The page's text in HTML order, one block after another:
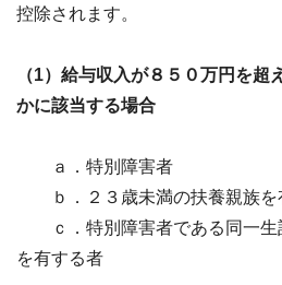
控除されます。
（1）給与収入が８５０万円を超
かに該当する場合
ａ．特別障害者
ｂ．２３歳未満の扶養親族を
ｃ．特別障害者である同一生
を有する者